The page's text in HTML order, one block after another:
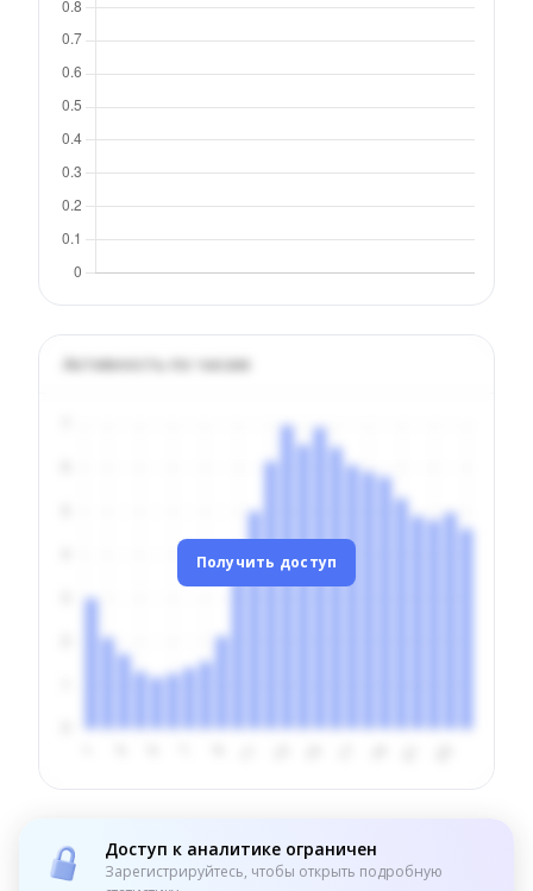
Активность по часам
Получить доступ
Доступ к аналитике ограничен
Зарегистрируйтесь, чтобы открыть подробную